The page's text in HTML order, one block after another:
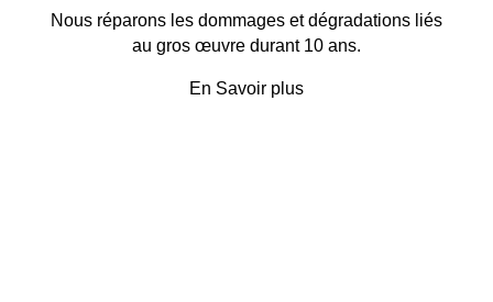
Nous réparons les dommages et dégradations liés
au gros œuvre durant 10 ans.
En Savoir plus